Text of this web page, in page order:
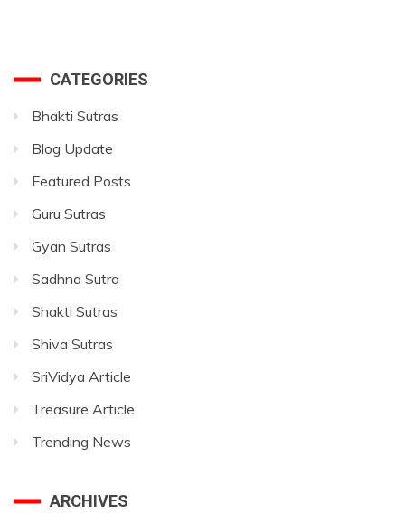
CATEGORIES
Bhakti Sutras
Blog Update
Featured Posts
Guru Sutras
Gyan Sutras
Sadhna Sutra
Shakti Sutras
Shiva Sutras
SriVidya Article
Treasure Article
Trending News
ARCHIVES